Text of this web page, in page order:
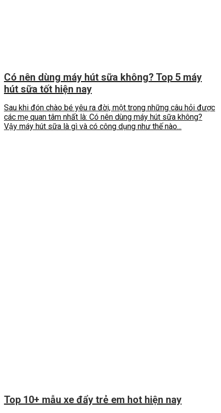
Có nên dùng máy hút sữa không? Top 5 máy
hút sữa tốt hiện nay
Sau khi đón chào bé yêu ra đời, một trong những câu hỏi được
các mẹ quan tâm nhất là: Có nên dùng máy hút sữa không?
Vậy máy hút sữa là gì và có công dụng như thế nào...
Top 10+ mẫu xe đẩy trẻ em hot hiện nay